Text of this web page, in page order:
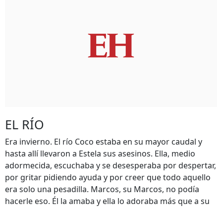
EL RÍO
Era invierno. El río Coco estaba en su mayor caudal y
hasta allí llevaron a Estela sus asesinos. Ella, medio
adormecida, escuchaba y se desesperaba por despertar,
por gritar pidiendo ayuda y por creer que todo aquello
era solo una pesadilla. Marcos, su Marcos, no podía
hacerle eso. Él la amaba y ella lo adoraba más que a su